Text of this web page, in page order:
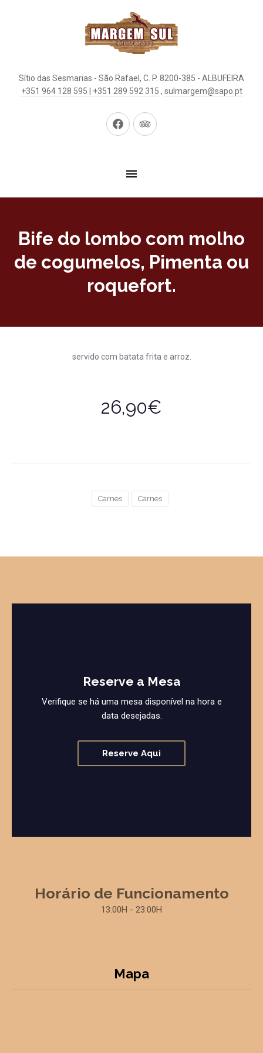
Sítio das Sesmarias - São Rafael, C. P. 8200-385 - ALBUFEIRA
+351 964 128 595 | +351 289 592 315 , sulmargem@sapo.pt
New
New
Bife do lombo com molho
de cogumelos, Pimenta ou
roquefort.
servido com batata frita e arroz.
26,90€
Carnes Carnes
Reserve a Mesa
Verifique se há uma mesa disponível na hora e
data desejadas.
Reserve Aqui
Horário de Funcionamento
13:00H - 23:00H
Mapa